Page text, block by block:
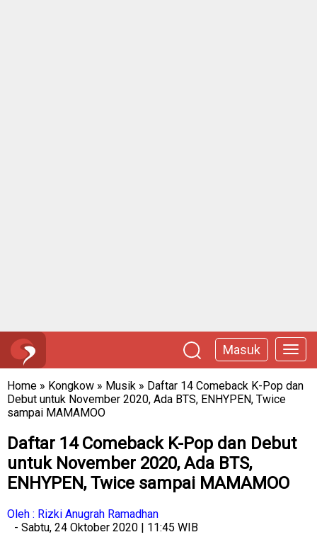
Masuk
Home » Kongkow » Musik » Daftar 14 Comeback K-Pop dan
Debut untuk November 2020, Ada BTS, ENHYPEN, Twice
sampai MAMAMOO
Daftar 14 Comeback K-Pop dan Debut
untuk November 2020, Ada BTS,
ENHYPEN, Twice sampai MAMAMOO
Oleh : Rizki Anugrah Ramadhan
- Sabtu, 24 Oktober 2020 | 11:45 WIB